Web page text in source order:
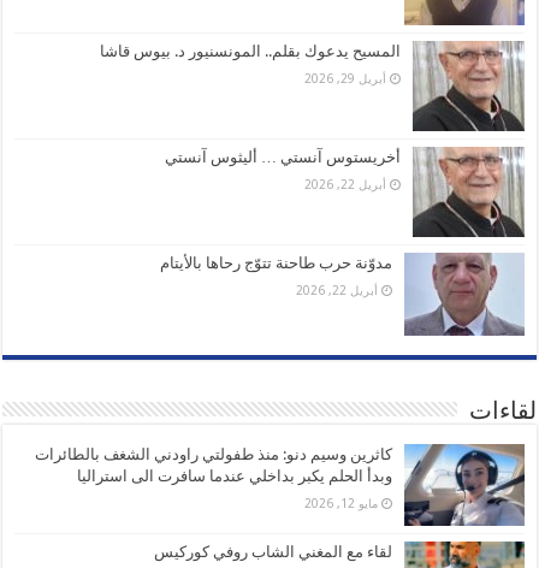
المسيح يدعوك بقلم.. المونسنيور د. بيوس قاشا
أبريل 29, 2026
أخريستوس آنستي … أليثوس آنستي
أبريل 22, 2026
مدوّنة حرب طاحنة تتوّج رحاها بالأيتام
أبريل 22, 2026
لقاءات
كاثرين وسيم دنو: منذ طفولتي راودني الشغف بالطائرات
وبدأ الحلم يكبر بداخلي عندما سافرت الى استراليا
مايو 12, 2026
لقاء مع المغني الشاب روفي كوركيس